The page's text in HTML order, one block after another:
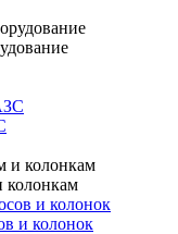
колонкам
и колонок